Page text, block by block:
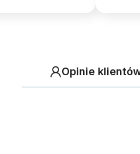
Opinie